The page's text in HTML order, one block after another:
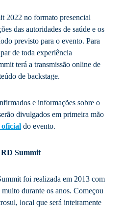
2022 no formato presencial
das autoridades de saúde e os
previsto para o evento. Para
de toda experiência
terá a transmissão online de
de backstage.
e informações sobre o
divulgados em primeira mão
oficial do evento.
Summit
foi realizada em 2013 com
durante os anos. Começou
local que será inteiramente